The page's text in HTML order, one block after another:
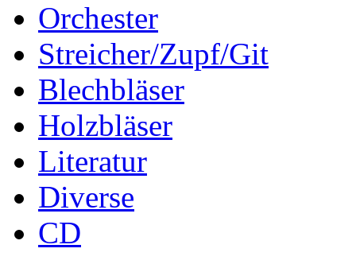
Orchester
Streicher/Zupf/Git
Blechbläser
Holzbläser
Literatur
Diverse
CD